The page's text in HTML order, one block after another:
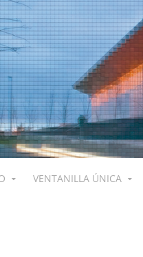
VENTANILLA ÚNICA